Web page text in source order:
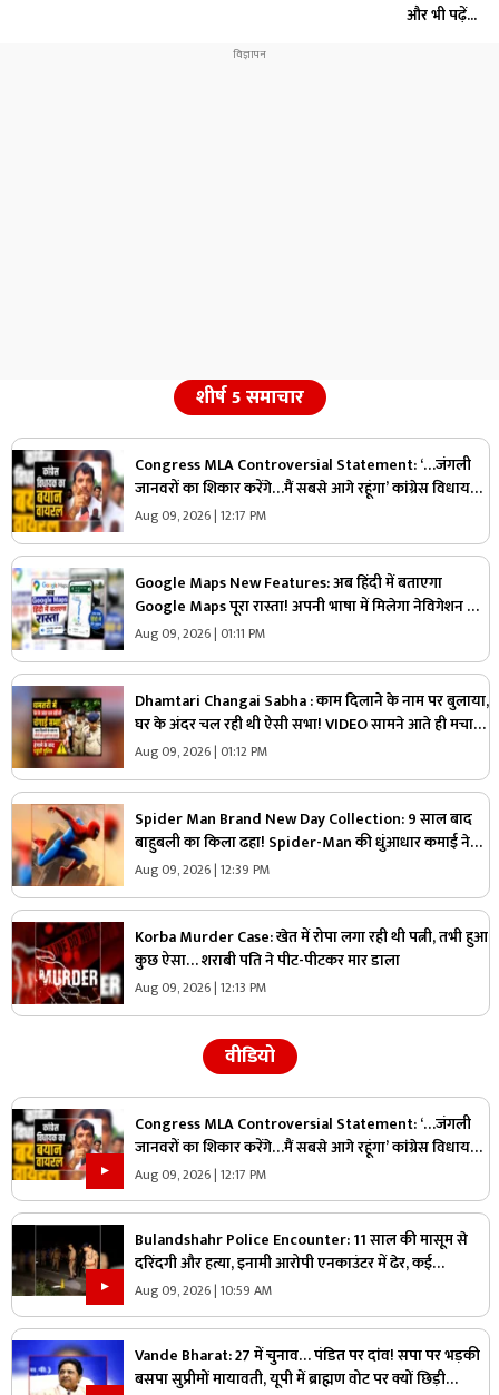
और भी पढ़ें...
शीर्ष 5 समाचार
Congress MLA Controversial Statement: ‘…जंगली
जानवरों का शिकार करेंगे…मैं सबसे आगे रहूंगा’ कांग्रेस विधायक
ने दिया विवादित बयान, वायरल हो रहा वीडियो
Aug 09, 2026 | 12:17 PM
Google Maps New Features: अब हिंदी में बताएगा
Google Maps पूरा रास्ता! अपनी भाषा में मिलेगा नेविगेशन का
मजेदार अनुभव, जानें कैसे करेगा काम
Aug 09, 2026 | 01:11 PM
Dhamtari Changai Sabha : काम दिलाने के नाम पर बुलाया,
घर के अंदर चल रही थी ऐसी सभा! VIDEO सामने आते ही मचा
बवाल
Aug 09, 2026 | 01:12 PM
Spider Man Brand New Day Collection: 9 साल बाद
बाहुबली का किला ढहा! Spider-Man की धुंआधार कमाई ने
रिकॉर्ड किया ध्वस्त, जानें किस मामले में आगे निकली ये फिल्म
Aug 09, 2026 | 12:39 PM
Korba Murder Case: खेत में रोपा लगा रही थी पत्नी, तभी हुआ
कुछ ऐसा… शराबी पति ने पीट-पीटकर मार डाला
Aug 09, 2026 | 12:13 PM
वीडियो
Congress MLA Controversial Statement: ‘…जंगली
जानवरों का शिकार करेंगे…मैं सबसे आगे रहूंगा’ कांग्रेस विधायक
ने दिया विवादित बयान, वायरल हो रहा वीडियो
Aug 09, 2026 | 12:17 PM
Bulandshahr Police Encounter: 11 साल की मासूम से
दरिंदगी और हत्या, इनामी आरोपी एनकाउंटर में ढेर, कई
पुलिसकर्मी भी घायल
Aug 09, 2026 | 10:59 AM
Vande Bharat: 27 में चुनाव… पंडित पर दांव! सपा पर भड़की
बसपा सुप्रीमों मायावती, यूपी में ब्राह्मण वोट पर क्यों छिड़ी